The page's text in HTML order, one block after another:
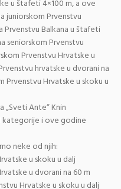
u štafeti 4×100 m, a ove
juniorskom Prvenstvu
Prvenstvu Balkana u štafeti
seniorskom Prvenstvu
Prvenstvu Hrvatske u
hrvatske u dvorani na
Prvenstvu Hrvatske u skoku u
Ante“ Knin
kategorije i ove godine
neke od njih:
u skoku u dalj
u dvorani na 60 m
Hrvatske u skoku u dalj